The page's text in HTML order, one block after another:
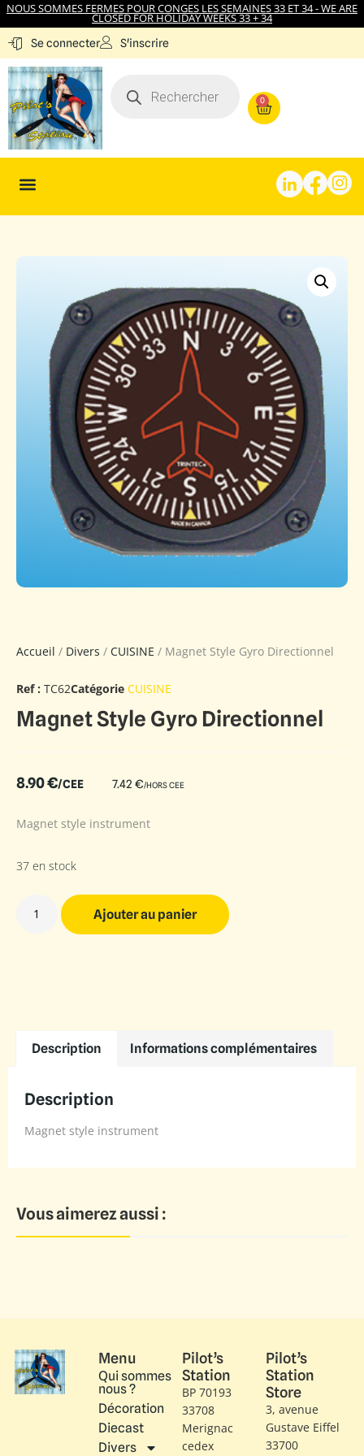
NOUS SOMMES FERMES POUR CONGES LES SEMAINES 33 ET 34 - WE ARE
CLOSED FOR HOLIDAY WEEKS 33 + 34
Se connecter S'inscrire
0
Accueil / Divers / CUISINE / Magnet Style Gyro Directionnel
Ref : TC62Catégorie CUISINE
Magnet Style Gyro Directionnel
8.90€/CEE 7.42 €/HORS CEE
Magnet style instrument
37 en stock
Ajouter au panier
Description Informations complémentaires
Description
Magnet style instrument
Vous aimerez aussi :
Menu
Qui sommes
nous ?
Décoration
Diecast
Divers
Pilot’s
Station
BP 70193
33708
Merignac
cedex
Pilot’s
Station
Store
3, avenue
Gustave Eiffel​
33700